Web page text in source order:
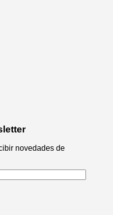
novedades de